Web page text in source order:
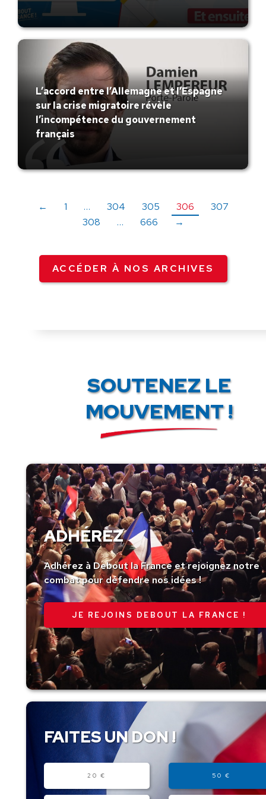
L’accord entre l’Allemagne et l’Espagne
sur la crise migratoire révèle
l’incompétence du gouvernement
français
← 1 … 304 305 306
307
308
… 666 →
ACCÉDER À NOS ARCHIVES
SOUTENEZ LE
MOUVEMENT !
ADHÉREZ
Adhérez à Debout la France et rejoignez notre
combat pour défendre nos idées !
JE REJOINS DEBOUT LA FRANCE !
FAITES UN DON !
20 € 50 €